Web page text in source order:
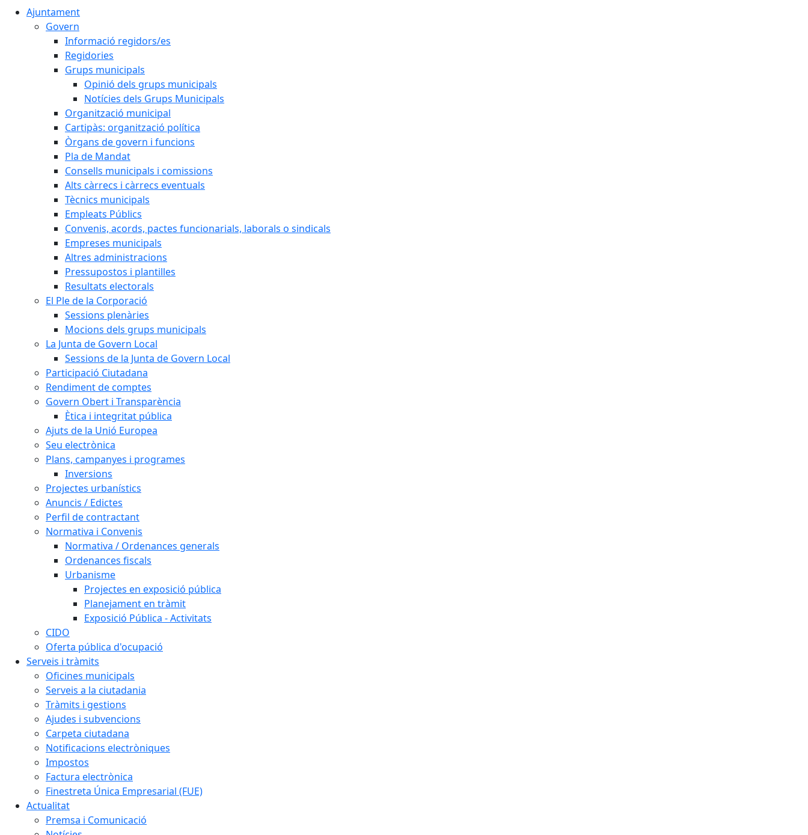
Ajuntament
Govern
Informació regidors/es
Regidories
Grups municipals
Opinió dels grups municipals
Notícies dels Grups Municipals
Organització municipal
Cartipàs: organització política
Òrgans de govern i funcions
Pla de Mandat
Consells municipals i comissions
Alts càrrecs i càrrecs eventuals
Tècnics municipals
Empleats Públics
Convenis, acords, pactes funcionarials, laborals o sindicals
Empreses municipals
Altres administracions
Pressupostos i plantilles
Resultats electorals
El Ple de la Corporació
Sessions plenàries
Mocions dels grups municipals
La Junta de Govern Local
Sessions de la Junta de Govern Local
Participació Ciutadana
Rendiment de comptes
Govern Obert i Transparència
Ètica i integritat pública
Ajuts de la Unió Europea
Seu electrònica
Plans, campanyes i programes
Inversions
Projectes urbanístics
Anuncis / Edictes
Perfil de contractant
Normativa i Convenis
Normativa / Ordenances generals
Ordenances fiscals
Urbanisme
Projectes en exposició pública
Planejament en tràmit
Exposició Pública - Activitats
CIDO
Oferta pública d'ocupació
Serveis i tràmits
Oficines municipals
Serveis a la ciutadania
Tràmits i gestions
Ajudes i subvencions
Carpeta ciutadana
Notificacions electròniques
Impostos
Factura electrònica
Finestreta Única Empresarial (FUE)
Actualitat
Premsa i Comunicació